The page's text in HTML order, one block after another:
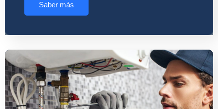
Saber más